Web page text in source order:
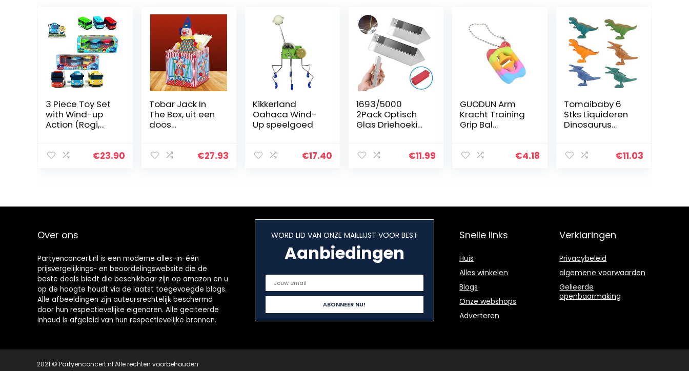
3 Piece Toy Set
with Wind-up
Action (Rogi,
€23.90
Tobar Jack In
The Box, uit een
doos
€27.93
Kikkerland
Oahaca Wind-
Up speelgoed
€17.40
1693/5000
2Pack Optisch
Glas Driehoekig
Refractor voor
€11.99
GUODUN Arm
Kracht Training
Grip Bal
Zintuiglijke
€4.18
Tomaibaby 6
Stks Liquideren
Dinosaurus
Feestartikelen
€11.03
Over ons
Partyenconcert.nl is een moderne alles-in-één
prijsvergelijkings- en beoordelingswebsite die de
beste deals biedt die beschikbaar zijn op amazon en u
op de hoogte houdt via de laatst toegevoegde blogs.
Alle afbeeldingen zijn auteursrechtelijk beschermd
door hun respectievelijke eigenaren. Alle geciteerde
inhoud is afgeleid van hun respectievelijke bronnen.
WORD LID VAN ONZE MAILLIJST VOOR BEST
Aanbiedingen
Snelle links
Huis
Alles winkelen
Blogs
Onze webshops
Adverteren
Verklaringen
Privacybeleid
algemene voorwaarden
Gelieerde
openbaarmaking
2021 © Partyenconcert.nl Alle rechten voorbehouden